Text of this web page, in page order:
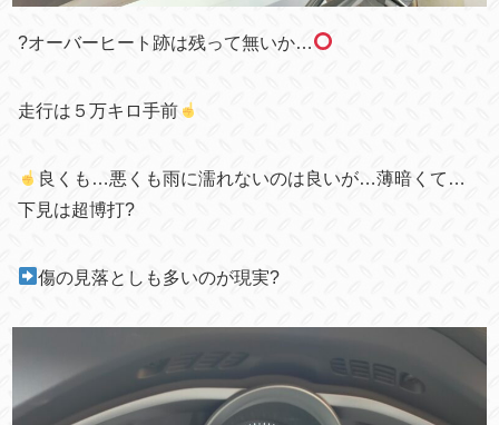
?オーバーヒート跡は残って無いか…
走行は５万キロ手前
良くも…悪くも雨に濡れないのは良いが…薄暗くて…
下見は超博打?
傷の見落としも多いのが現実?